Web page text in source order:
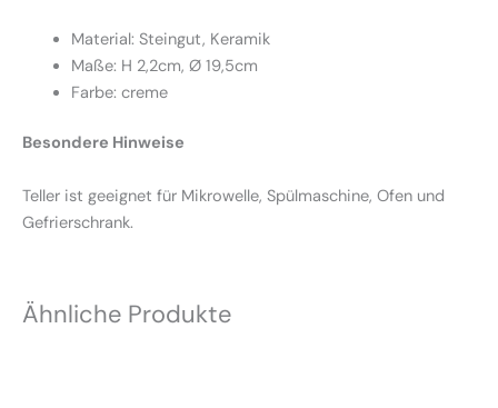
Material: Steingut, Keramik
Maße: H 2,2cm, Ø 19,5cm
Farbe: creme
Besondere Hinweise
Teller ist geeignet für Mikrowelle, Spülmaschine, Ofen und
Gefrierschrank.
Ähnliche Produkte